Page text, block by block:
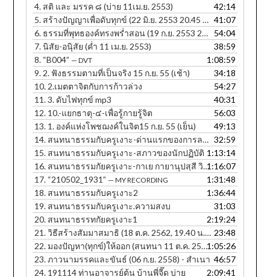
4. สติ และ มรรค ๘ (บ่าย 11เม.ย. 2553)
42:14
5. สร้างปัญญาเพื่อดับทุกข์ (22 มิ.ย. 2553 20.45 น.)
41:07
6. ธรรมที่พุทธองค์ทรงพร่ำสอน (19 ก.ย. 2553 20.25 น.)
54:04
7.นิสัย-อนุิสัย (ค่ำ 11 เม.ย. 2553)
38:59
8. “B004” — DVT
1:08:59
9. 2. ฟังธรรมตามที่เป็นจริง 15 ก.ย. 55 (เช้า)
34:18
10. 2.เมตตาจิตกับการก้าวล่วง
54:27
11.3. ดับไฟทุกข์ mp3
40:31
12. 10.-แยกธาตุ-๔-เพื่อรู้กายรู้จิต
56:03
13. 1. องค์แห่งโพชฌงค์ในจิต15 ก.ย. 55 (เย็น)
49:13
14. สนทนาธรรมกับครูเงาะ-ด่านแรกของการละกิเลส
32:59
15. สนทนาธรรมกับครูเงาะ-สภาวของนักปฏิบัติ 1:13:14
16. สนทนาธรรมกัยครูเงาะ-กาเย กายานุปสฺสี วิหรติ 1:16:07
17. “210502_1931” — MY RECORDING
1:31:48
18. สนทนาธรรมกับครูเงาะ2
1:36:44
19. สนทนาธรรมกับครูเงาะ.ความสงบ
31:03
20. สนทนาธรรทกัยครูเงาะ1
2:19:24
21.วิธีสร้างสัมมาสมาธิ (18 ต.ค. 2562, 19.40 น. ภาษาอีสาน)
23:48
22. มองปัญหา(ทุกข์)ให้ออก (สนทนา 11 ต.ค. 2560, 12.30 น.) - สำเนา 1:05:26
23.ภาวนามรรคและขันธ์ (06 ก.ย. 2558) - สำเนา 46:57
24. 191114 ท่านอาจารย์ต้น บ้านพี่จี๊ด บ่าย 2:09:41